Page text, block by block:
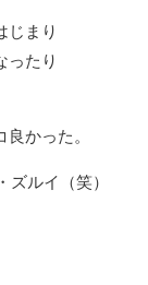
じまり
ったり
かった。
ルイ（笑）